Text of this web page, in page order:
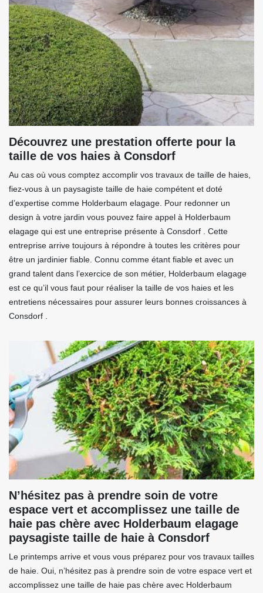
Découvrez une prestation offerte pour la
taille de vos haies à Consdorf
Au cas où vous comptez accomplir vos travaux de taille de haies,
fiez-vous à un paysagiste taille de haie compétent et doté
d’expertise comme Holderbaum elagage. Pour redonner un
design à votre jardin vous pouvez faire appel à Holderbaum
elagage qui est une entreprise présente à Consdorf . Cette
entreprise arrive toujours à répondre à toutes les critères pour
être un jardinier fiable. Connu comme étant fiable et avec un
grand talent dans l’exercice de son métier, Holderbaum elagage
est ce qu’il vous faut pour réaliser la taille de vos haies et les
entretiens nécessaires pour assurer leurs bonnes croissances à
Consdorf .
N’hésitez pas à prendre soin de votre
espace vert et accomplissez une taille de
haie pas chère avec Holderbaum elagage
paysagiste taille de haie à Consdorf
Le printemps arrive et vous vous préparez pour vos travaux tailles
de haie. Oui, n’hésitez pas à prendre soin de votre espace vert et
accomplissez une taille de haie pas chère avec Holderbaum